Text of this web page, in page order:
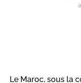
Le Maroc, sous la